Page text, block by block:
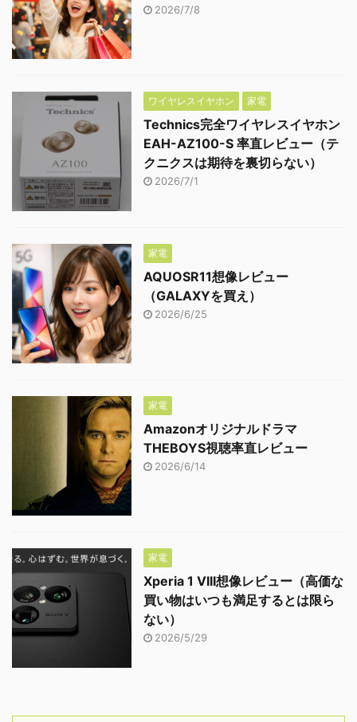
2026/7/8
ワイヤレスイヤホン 家電
Technics完全ワイヤレスイヤホン
EAH-AZ100-S 率直レビュー（テ
クニクスは期待を裏切らない）
2026/7/1
家電
AQUOSR11想像レビュー
（GALAXYを買え）
2026/6/25
家電
Amazonオリジナルドラマ
THEBOYS視聴率直レビュー
2026/6/14
家電
Xperia 1 VIII想像レビュー（高価な
買い物はいつも満足するとは限ら
ない）
2026/5/29